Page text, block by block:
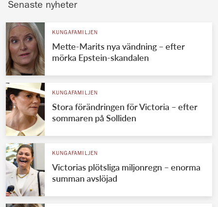
Senaste nyheter
KUNGAFAMILJEN
Mette-Marits nya vändning – efter
mörka Epstein-skandalen
KUNGAFAMILJEN
Stora förändringen för Victoria – efter
sommaren på Solliden
KUNGAFAMILJEN
Victorias plötsliga miljonregn – enorma
summan avslöjad